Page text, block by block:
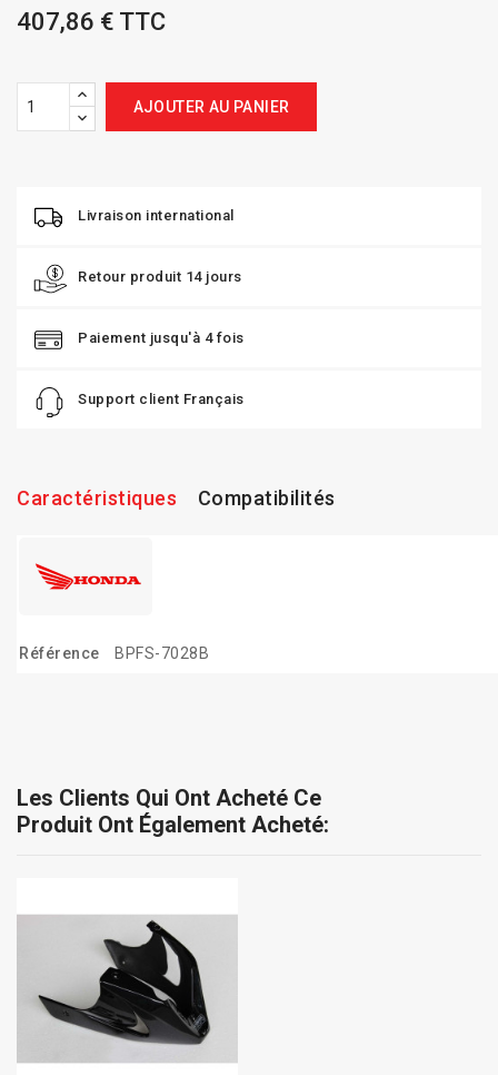
407,86 € TTC
AJOUTER AU PANIER
Livraison international
Retour produit 14 jours
Paiement jusqu'à 4 fois
Support client Français
Caractéristiques Compatibilités
Référence BPFS-7028B
Les Clients Qui Ont Acheté Ce
Produit Ont Également Acheté: